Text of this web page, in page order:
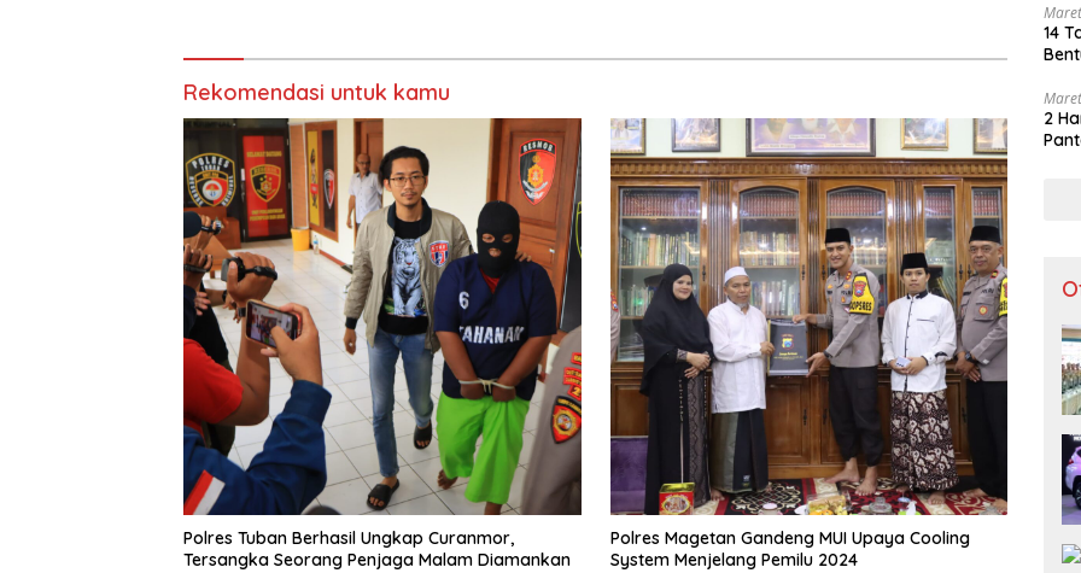
Rekomendasi untuk kamu
Polres Tuban Berhasil Ungkap Curanmor,
Tersangka Seorang Penjaga Malam Diamankan
Polres Magetan Gandeng MUI Upaya Cooling
System Menjelang Pemilu 2024
14
2